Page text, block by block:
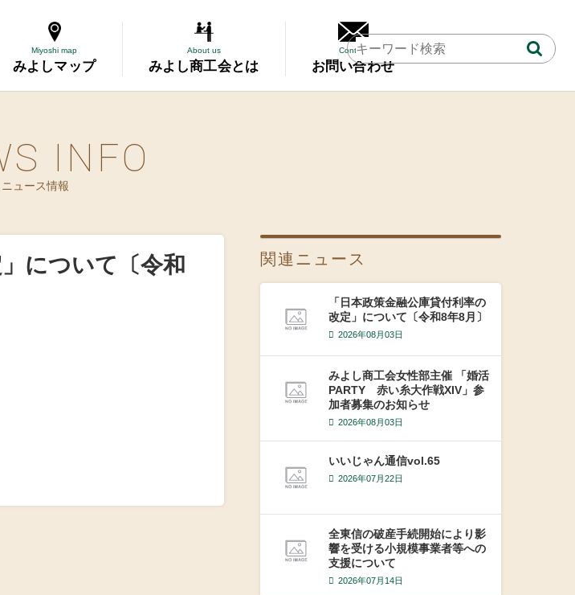
Miyoshi map
みよしマップ
About us
みよし商工会とは
Contact
お問い合わせ
INFO
ニュース情報
について〔令和
関連ニュース
「日本政策金融公庫貸付利率の
改定」について〔令和8年8月〕
2026年08月03日
みよし商工会女性部主催 「婚活
PARTY 赤い糸大作戦XIV」参
加者募集のお知らせ
2026年08月03日
いいじゃん通信vol.65
2026年07月22日
全東信の破産手続開始により影
響を受ける小規模事業者等への
支援について
2026年07月14日